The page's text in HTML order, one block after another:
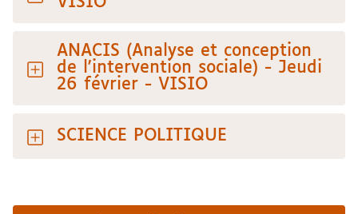
ANACIS (Analyse et conception
de l'intervention sociale) - Jeudi
26 février - VISIO
SCIENCE POLITIQUE